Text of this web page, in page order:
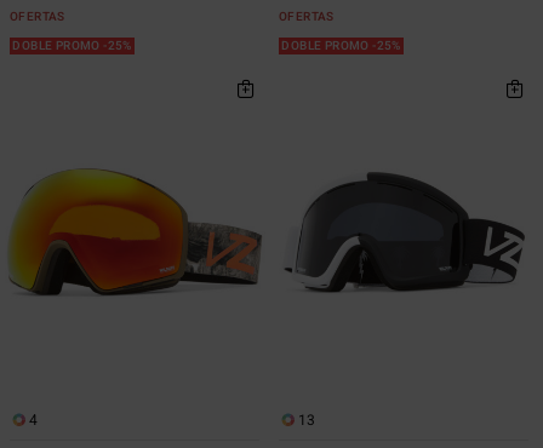
OFERTAS
DOBLE PROMO -25%
OFERTAS
DOBLE PROMO -25%
4
13